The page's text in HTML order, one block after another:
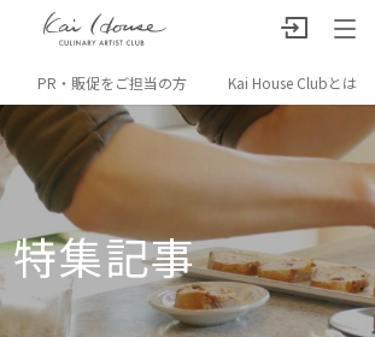
PR・販促をご担当の方 Kai House Clubとは
特集記事